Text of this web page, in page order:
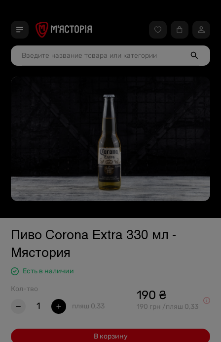
Пиво Corona Extra 330 мл -
Мястория
Есть в наличии
Кол-тво
1 пляш 0,33
190 ₴
190 грн /пляш 0,33
В корзину